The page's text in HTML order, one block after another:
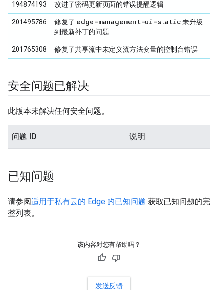
194874193 改进了密码更新页面的错误提醒逻辑
201495786 修复了 edge-management-ui-static 未升级
到最新补丁的问题
201765308 修复了共享流中未定义流方法变量的控制台错误
安全问题已解决
此版本未解决任何安全问题。
问题 ID 说明
已知问题
请参阅适用于私有云的 Edge 的已知问题 获取已知问题的完
整列表。
该内容对您有帮助吗？
发送反馈